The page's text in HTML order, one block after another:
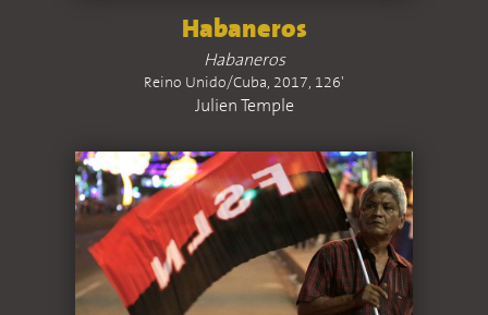
Habaneros
Habaneros
Reino Unido/Cuba, 2017, 126'
Julien Temple